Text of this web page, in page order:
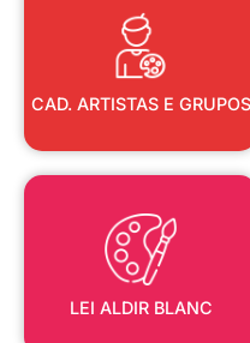
CAD. ARTISTAS E GRUPOS
CAD. ARTISTAS E GRUPOS
LEI ALDIR BLANC
LEI ALDIR BLANC